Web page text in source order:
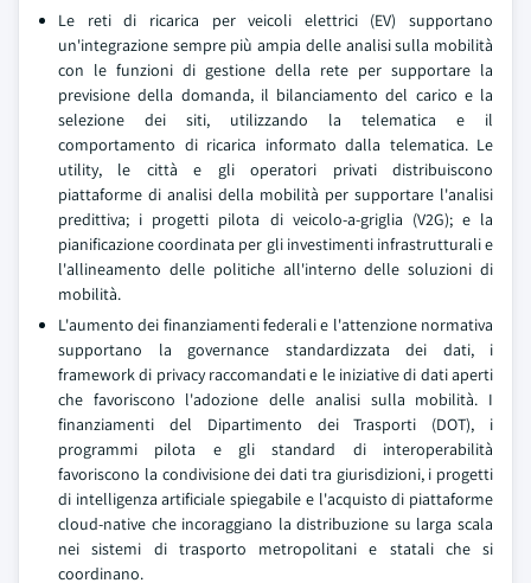
Le reti di ricarica per veicoli elettrici (EV) supportano
un'integrazione sempre più ampia delle analisi sulla mobilità
con le funzioni di gestione della rete per supportare la
previsione della domanda, il bilanciamento del carico e la
selezione dei siti, utilizzando la telematica e il
comportamento di ricarica informato dalla telematica. Le
utility, le città e gli operatori privati distribuiscono
piattaforme di analisi della mobilità per supportare l'analisi
predittiva; i progetti pilota di veicolo-a-griglia (V2G); e la
pianificazione coordinata per gli investimenti infrastrutturali e
l'allineamento delle politiche all'interno delle soluzioni di
mobilità.
L'aumento dei finanziamenti federali e l'attenzione normativa
supportano la governance standardizzata dei dati, i
framework di privacy raccomandati e le iniziative di dati aperti
che favoriscono l'adozione delle analisi sulla mobilità. I
finanziamenti del Dipartimento dei Trasporti (DOT), i
programmi pilota e gli standard di interoperabilità
favoriscono la condivisione dei dati tra giurisdizioni, i progetti
di intelligenza artificiale spiegabile e l'acquisto di piattaforme
cloud-native che incoraggiano la distribuzione su larga scala
nei sistemi di trasporto metropolitani e statali che si
coordinano.